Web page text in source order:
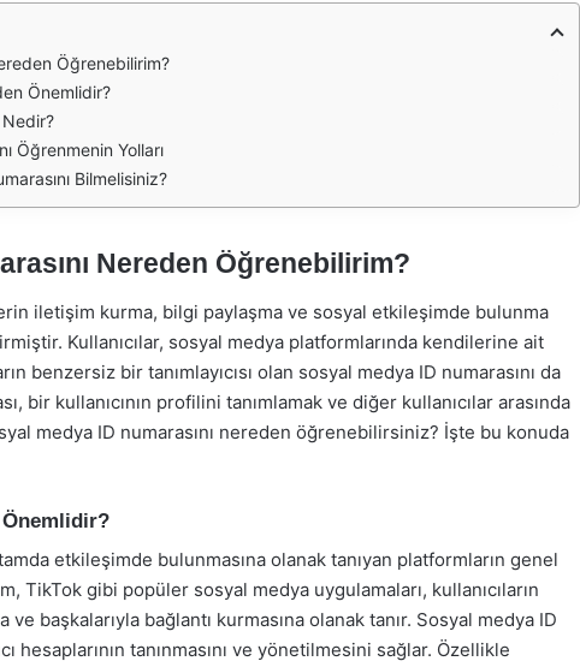
Öğrenebilirim?
Önemlidir?
Öğrenmenin Yolları
Bilmelisiniz?
Nereden Öğrenebilirim?
iletişim kurma, bilgi paylaşma ve sosyal etkileşimde bulunma
Kullanıcılar, sosyal medya platformlarında kendilerine ait
benzersiz bir tanımlayıcısı olan sosyal medya ID numarasını da
bir kullanıcının profilini tanımlamak ve diğer kullanıcılar arasında
medya ID numarasını nereden öğrenebilirsiniz? İşte bu konuda
Önemlidir?
etkileşimde bulunmasına olanak tanıyan platformların genel
TikTok gibi popüler sosyal medya uygulamaları, kullanıcıların
ve başkalarıyla bağlantı kurmasına olanak tanır. Sosyal medya ID
hesaplarının tanınmasını ve yönetilmesini sağlar. Özellikle